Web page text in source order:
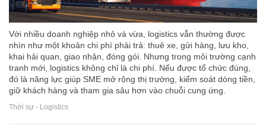
Với nhiều doanh nghiệp nhỏ và vừa, logistics vẫn thường được
nhìn như một khoản chi phí phải trả: thuê xe, gửi hàng, lưu kho,
khai hải quan, giao nhận, đóng gói. Nhưng trong môi trường cạnh
tranh mới, logistics không chỉ là chi phí. Nếu được tổ chức đúng,
đó là năng lực giúp SME mở rộng thị trường, kiểm soát dòng tiền,
giữ khách hàng và tham gia sâu hơn vào chuỗi cung ứng.
Thời sự - Logistics